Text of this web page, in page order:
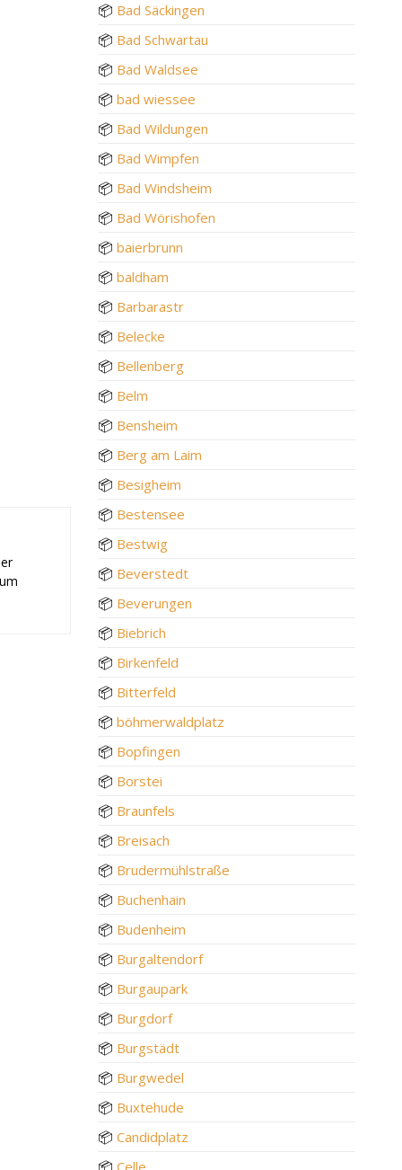
📦 Bad Säckingen
📦 Bad Schwartau
📦 Bad Waldsee
📦 bad wiessee
📦 Bad Wildungen
📦 Bad Wimpfen
📦 Bad Windsheim
📦 Bad Wörishofen
📦 baierbrunn
📦 baldham
📦 Barbarastr
📦 Belecke
📦 Bellenberg
📦 Belm
📦 Bensheim
📦 Berg am Laim
📦 Besigheim
📦 Bestensee
📦 Bestwig
📦 Beverstedt
📦 Beverungen
📦 Biebrich
📦 Birkenfeld
📦 Bitterfeld
📦 böhmerwaldplatz
📦 Bopfingen
📦 Borstei
📦 Braunfels
📦 Breisach
📦 Brudermühlstraße
📦 Buchenhain
📦 Budenheim
📦 Burgaltendorf
📦 Burgaupark
📦 Burgdorf
📦 Burgstädt
📦 Burgwedel
📦 Buxtehude
📦 Candidplatz
📦 Celle